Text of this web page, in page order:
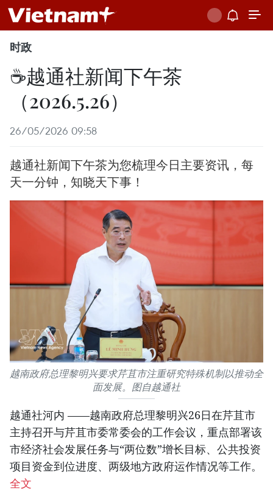
时政
☕️越通社新闻下午茶
（2026.5.26）
26/05/2026 09:58
越通社新闻下午茶为您梳理今日主要资讯，每
天一分钟，知晓天下事！
越南政府总理黎明兴要求芹苴市注重研究特殊机制以推动全
面发展。图自越通社
越通社河内 ——越南政府总理黎明兴26日在芹苴市
主持召开与芹苴市委常委会的工作会议，重点部署该
市经济社会发展任务与“两位数”增长目标、公共投资
项目资金到位进度、两级地方政府运作情况等工作。
全文